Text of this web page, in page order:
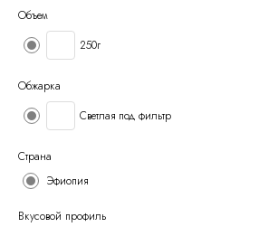
Объем
250г
Обжарка
Светлая под фильтр
Страна
Эфиопия
Вкусовой профиль